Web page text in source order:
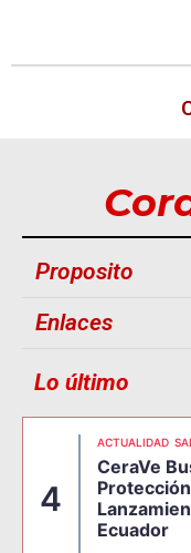
Proposito
Enlaces
Lo último
4
ACTUALIDAD
CeraVe
Ecuador